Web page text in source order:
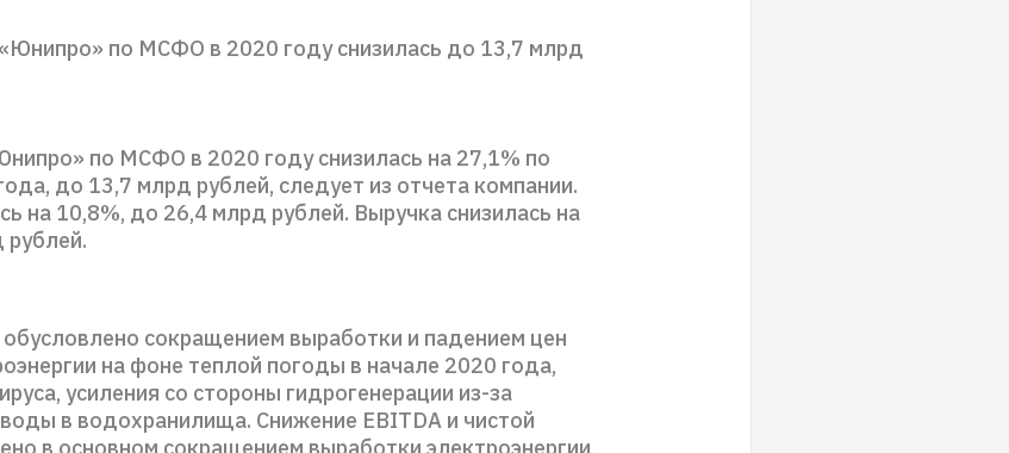
по МСФО в 2020 году снизилась до 13,7 млрд
по МСФО в 2020 году снизилась на 27,1% по
до 13,7 млрд рублей, следует из отчета компании.
на 10,8%, до 26,4 млрд рублей. Выручка снизилась на
сокращением выработки и падением цен
на фоне теплой погоды в начале 2020 года,
усиления со стороны гидрогенерации из-за
в водохранилища. Снижение EBITDA и чистой